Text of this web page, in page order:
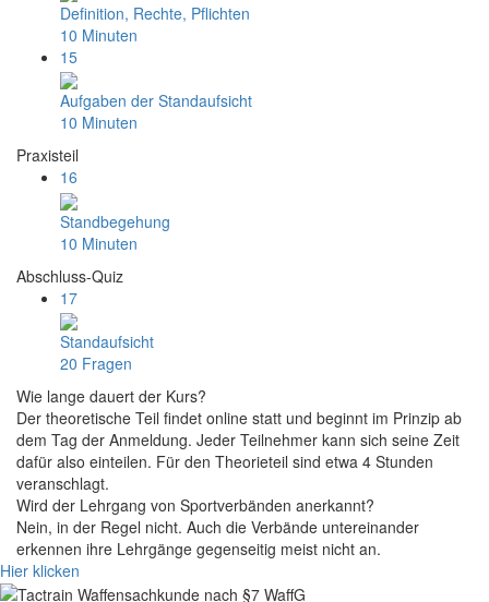
Definition, Rechte, Pflichten
10 Minuten
15
Aufgaben der Standaufsicht
10 Minuten
Praxisteil
16
Standbegehung
10 Minuten
Abschluss-Quiz
17
Standaufsicht
20 Fragen
Wie lange dauert der Kurs?
Der theoretische Teil findet online statt und beginnt im Prinzip ab
dem Tag der Anmeldung. Jeder Teilnehmer kann sich seine Zeit
dafür also einteilen. Für den Theorieteil sind etwa 4 Stunden
veranschlagt.
Wird der Lehrgang von Sportverbänden anerkannt?
Nein, in der Regel nicht. Auch die Verbände untereinander
erkennen ihre Lehrgänge gegenseitig meist nicht an.
Hier klicken